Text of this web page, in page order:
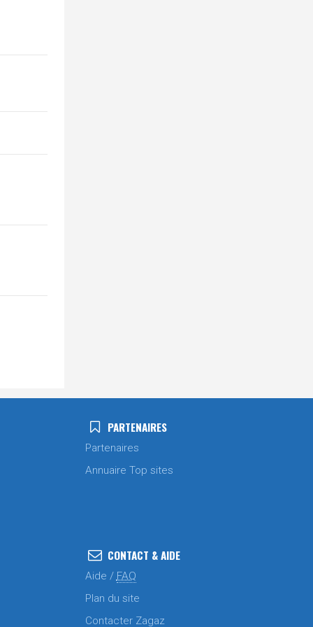
PARTENAIRES
Partenaires
Annuaire Top sites
CONTACT & AIDE
Aide / FAQ
Plan du site
Contacter Zagaz